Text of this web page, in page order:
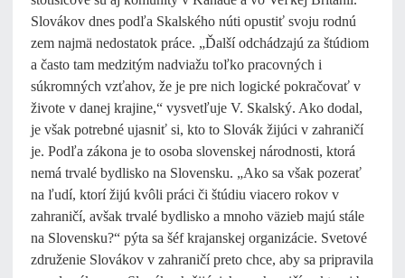
Slovákov dnes podľa Skalského núti opustiť svoju rodnú
zem najmä nedostatok práce. „Ďalší odchádzajú za štúdiom
a často tam medzitým nadviažu toľko pracovných i
súkromných vzťahov, že je pre nich logické pokračovať v
živote v danej krajine,“ vysvetľuje V. Skalský. Ako dodal,
je však potrebné ujasniť si, kto to Slovák žijúci v zahraničí
je. Podľa zákona je to osoba slovenskej národnosti, ktorá
nemá trvalé bydlisko na Slovensku. „Ako sa však pozerať
na ľudí, ktorí žijú kvôli práci či štúdiu viacero rokov v
zahraničí, avšak trvalé bydlisko a mnoho väzieb majú stále
na Slovensku?“ pýta sa šéf krajanskej organizácie. Svetové
združenie Slovákov v zahraničí preto chce, aby sa pripravila